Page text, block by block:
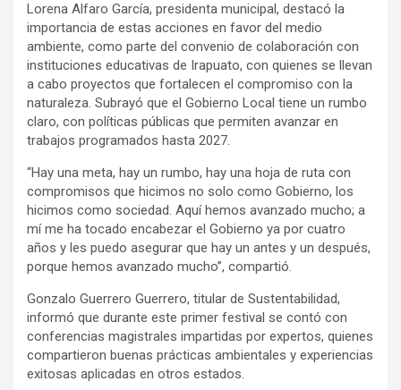
Lorena Alfaro García, presidenta municipal, destacó la
importancia de estas acciones en favor del medio
ambiente, como parte del convenio de colaboración con
instituciones educativas de Irapuato, con quienes se llevan
a cabo proyectos que fortalecen el compromiso con la
naturaleza. Subrayó que el Gobierno Local tiene un rumbo
claro, con políticas públicas que permiten avanzar en
trabajos programados hasta 2027.
“Hay una meta, hay un rumbo, hay una hoja de ruta con
compromisos que hicimos no solo como Gobierno, los
hicimos como sociedad. Aquí hemos avanzado mucho; a
mí me ha tocado encabezar el Gobierno ya por cuatro
años y les puedo asegurar que hay un antes y un después,
porque hemos avanzado mucho”, compartió.
Gonzalo Guerrero Guerrero, titular de Sustentabilidad,
informó que durante este primer festival se contó con
conferencias magistrales impartidas por expertos, quienes
compartieron buenas prácticas ambientales y experiencias
exitosas aplicadas en otros estados.